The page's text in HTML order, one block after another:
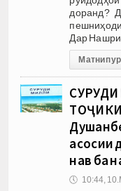
доранд?
Дар
Матни
асосии
нав ба
🕔 10:44,